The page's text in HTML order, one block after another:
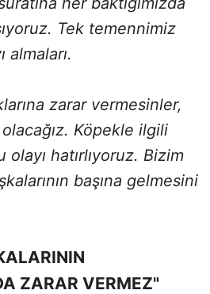
Tek temennimiz
almaları.
zarar vermesinler,
Köpekle ilgili
hatırlıyoruz. Bizim
başına gelmesini
ZARAR VERMEZ"